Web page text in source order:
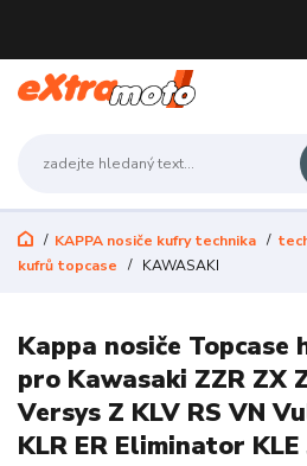
KAPPA nosiče kufry technika
kufrů topcase
KAWASAKI
Kappa nosiče
pro Kawasaki ZZR ZX
Versys Z KLV RS VN
KLR ER Eliminator